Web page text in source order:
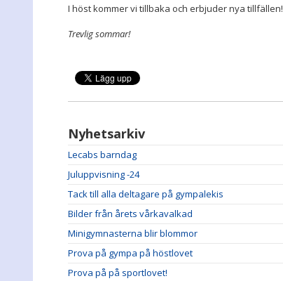
I höst kommer vi tillbaka och erbjuder nya tillfällen!
Trevlig sommar!
Nyhetsarkiv
Lecabs barndag
Juluppvisning -24
Tack till alla deltagare på gympalekis
Bilder från årets vårkavalkad
Minigymnasterna blir blommor
Prova på gympa på höstlovet
Prova på på sportlovet!